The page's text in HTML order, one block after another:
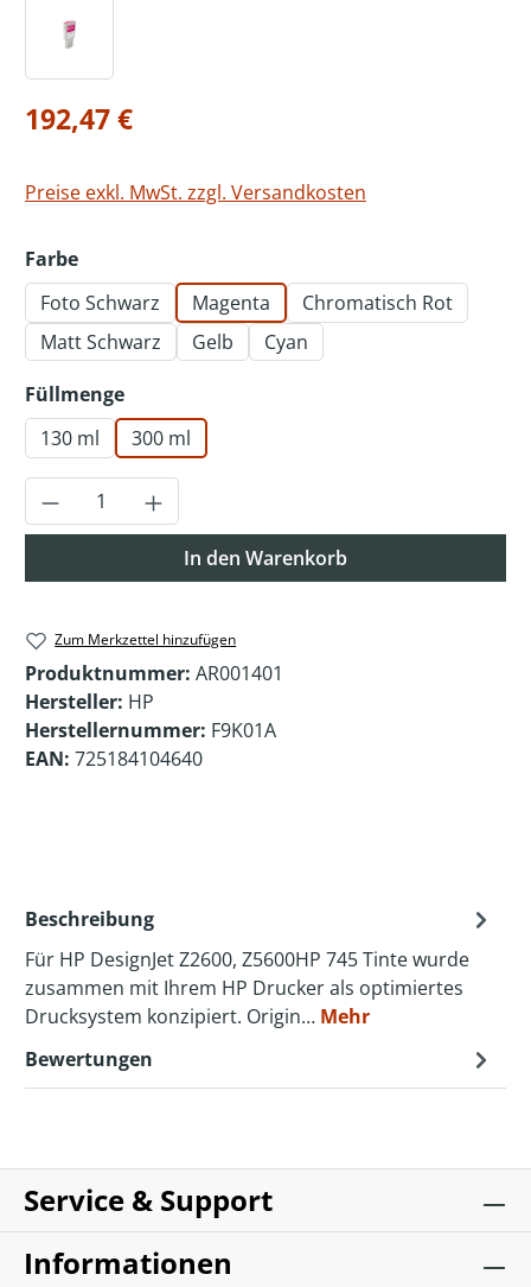
Regulärer Preis:
192,47 €
Preise exkl. MwSt. zzgl. Versandkosten
Farbeauswählen
Foto Schwarz
Magenta
Chromatisch Rot
Matt Schwarz
Gelb
Cyan
Füllmengeauswählen
130 ml
300 ml
Produkt Anzahl: Gib den gewünschten
In den Warenkorb
Zum Merkzettel hinzufügen
Produktnummer: AR001401
Hersteller: HP
Herstellernummer: F9K01A
EAN: 725184104640
Beschreibung
Für HP DesignJet Z2600, Z5600HP 745 Tinte wurde
zusammen mit Ihrem HP Drucker als optimiertes
Drucksystem konzipiert. Origin… Mehr
Bewertungen
Service & Support
Informationen